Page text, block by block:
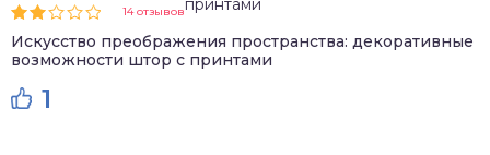
14 отзывов
Искусство преображения пространства: декоративные
возможности штор с принтами
1